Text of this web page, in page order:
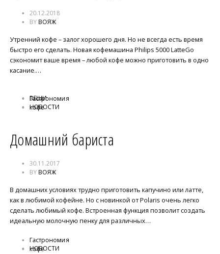
20.12.2018
BYВОЯЖ
Утренний кофе – залог хорошего дня. Но не всегда есть время
быстро его сделать. Новая кофемашина Philips 5000 LatteGo
сэкономит ваше время – любой кофе можно приготовить в одно
касание.…
ВЕЩИ
НОВОСТИ
Гастрономия
кофе
Домашний бариста
30.11.2017
BYВОЯЖ
В домашних условиях трудно приготовить капучино или латте,
как в любимой кофейне. Но с новинкой от Polaris очень легко
сделать любимый кофе. Встроенная функция позволит создать
идеальную молочную пенку для различных…
НОВОСТИ
Гастрономия
кофе